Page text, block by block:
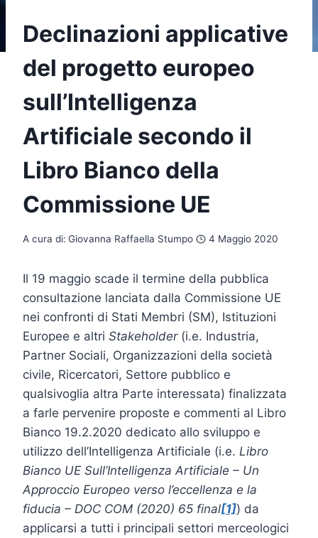
Declinazioni applicative
del progetto europeo
sull’Intelligenza
Artificiale secondo il
Libro Bianco della
Commissione UE
A cura di: Giovanna Raffaella Stumpo 4 Maggio 2020
Il 19 maggio scade il termine della pubblica
consultazione lanciata dalla Commissione UE
nei confronti di Stati Membri (SM), Istituzioni
Europee e altri Stakeholder(i.e. Industria,
Partner Sociali, Organizzazioni della società
civile, Ricercatori, Settore pubblico e
qualsivoglia altra Parte interessata) finalizzata
a farle pervenire proposte e commenti al Libro
Bianco 19.2.2020 dedicato allo sviluppo e
utilizzo dell’Intelligenza Artificiale (i.e. Libro
Bianco UE Sull’Intelligenza Artificiale – Un
Approccio Europeo verso l’eccellenza e la
fiducia – DOC COM (2020) 65 final[1]) da
applicarsi a tutti i principali settori merceologici